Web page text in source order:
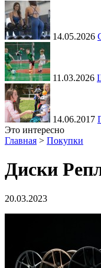
14.05.2026
11.03.2026
14.06.2017
Это интересно
Главная > Покупки
Диски
20.03.2023